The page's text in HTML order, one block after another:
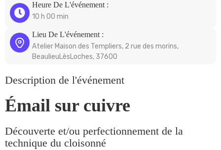
Heure De L'événement :
10 h 00 min
Lieu De L'événement :
Atelier Maison des Templiers, 2 rue des morins,
BeaulieuLèsLoches, 37600
Description de l'événement
Émail sur cuivre
Découverte et/ou perfectionnement de la
technique du cloisonné